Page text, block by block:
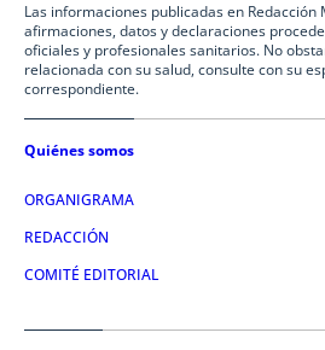
Las informaciones publicadas en Redacción
afirmaciones, datos y declaraciones
oficiales y profesionales sanitarios. No
relacionada con su salud, consulte con su
correspondiente.
Quiénes somos
ORGANIGRAMA
REDACCIÓN
COMITÉ EDITORIAL